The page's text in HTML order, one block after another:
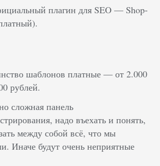
плагин для SEO — Shop-
шаблонов платные — от 2.000
рублей.
сложная панель
надо въехать и понять,
между собой всё, что мы
Иначе будут очень неприятные